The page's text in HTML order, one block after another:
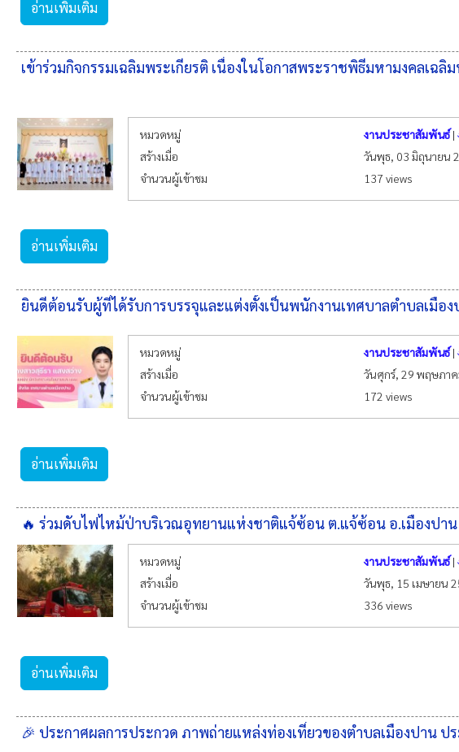
อ่านเพิ่มเติม
เข้าร่วมกิจกรรมเฉลิมพระเกียรติ เนื่องในโอกาสพระราชพิธีมหามงคลเฉ
หมวดหมู่ งานประชาสัมพันธ์|
สร้างเมื่อ
วันพุธ, 03 มิถุนายน
จำนวนผู้เข้าชม
137 views
อ่านเพิ่มเติม
ยินดีต้อนรับผู้ที่ได้รับการบรรจุและแต่งตั้งเป็นพนักงานเทศบาลตำบลเมือง
หมวดหมู่ งานประชาสัมพันธ์|
สร้างเมื่อ
วันศุกร์, 29 พฤษภา
จำนวนผู้เข้าชม
172 views
อ่านเพิ่มเติม
🔥 ร่วมดับไฟไหม้ป่าบริเวณอุทยานแห่งชาติแจ้ซ้อน ต.แจ้ซ้อน อ.เมืองปาน
หมวดหมู่ งานประชาสัมพันธ์|
สร้างเมื่อ
วันพุธ, 15 เมษายน
จำนวนผู้เข้าชม
336 views
อ่านเพิ่มเติม
🎉 ประกาศผลการประกวด ภาพถ่ายแหล่งท่องเที่ยวของตำบลเมืองปาน